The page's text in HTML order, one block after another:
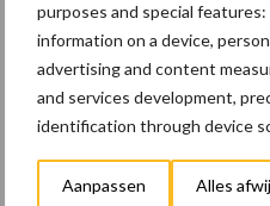
purposes and special
information on a device,
advertising and content
and services development,
identification through device
Aanpassen Alles
23 dec
10
bereiden
stroomnet
23 dec
EU-
maar